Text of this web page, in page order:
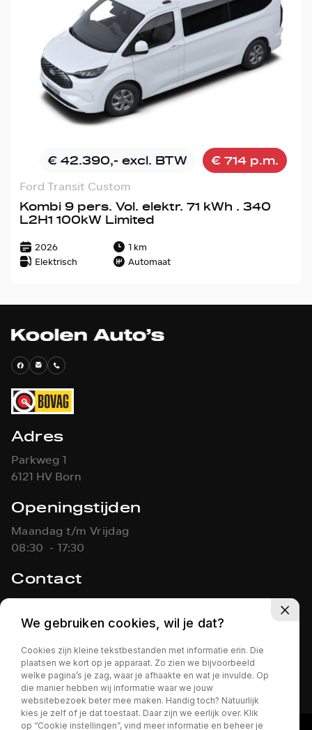
€ 42.390,- excl. BTW € 714 p.m.
Ford Transit Custom
Kombi 9 pers. Vol. elektr. 71 kWh . 340
L2H1 100kW Limited
2026
1 km
Elektrisch
Automaat
Adres
Parkweg 1
6121 HV Born
Openingstijden
Maandag t/m Vrijdag
08:30 - 17:30
Contact
046-4861451
info@koolen-autos.nl
KOOLEN AUTO'S
Privacy policy
We gebruiken cookies, wil je dat?
Cookies zijn kleine tekstbestanden met informatie erin. Die
plaatsen we kort op je apparaat. Zo zien we bijvoorbeeld
welke pagina’s je zag, waar je afhaakte en wat je invulde. Op
die manier hebben wij informatie waar we jouw
websitebezoek beter mee maken. Handig toch? Natuurlijk
kies je zelf of je dat toestaat. Daar zijn we eerlijk over. Klik
op “Cookie instellingen”, vind meer informatie en beheer je